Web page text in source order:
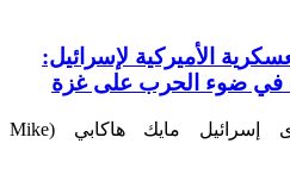
الأميركية لإسرائيل:
في ضوء الحرب على غزة
أعلن السفير الأميركي لدى إسرائيل مايك هاكابي (Mike